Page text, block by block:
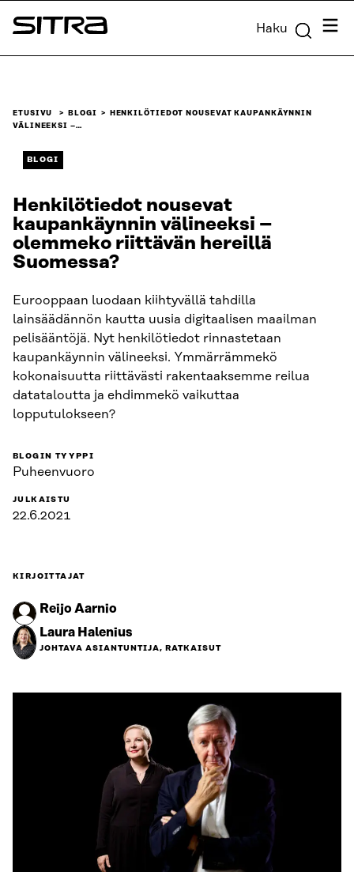
Siirry
suoraan
Sitra Haku
ETUSIVU BLOGI
HENKILÖTIEDOT NOUSEVAT KAUPANKÄYNNIN
VÄLINEEKSI –…
BLOGI
Henkilötiedot nousevat
kaupankäynnin välineeksi –
olemmeko riittävän hereillä
Suomessa?
Eurooppaan luodaan kiihtyvällä tahdilla
lainsäädännön kautta uusia digitaalisen maailman
pelisääntöjä. Nyt henkilötiedot rinnastetaan
kaupankäynnin välineeksi. Ymmärrämmekö
kokonaisuutta riittävästi rakentaaksemme reilua
datataloutta ja ehdimmekö vaikuttaa
lopputulokseen?
BLOGIN TYYPPI
Puheenvuoro
JULKAISTU
22.6.2021
KIRJOITTAJAT
Reijo Aarnio
Laura Halenius
JOHTAVA ASIANTUNTIJA, RATKAISUT